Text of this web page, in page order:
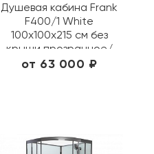
Душевая кабина Frank
F400/1 White
100х100х215 см без
крыши прозрачное/
матовое 126009/ 20027
от 63 000 ₽